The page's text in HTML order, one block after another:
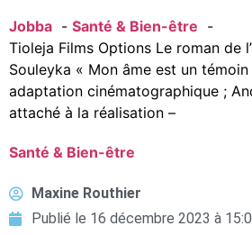
Jobba
Santé & Bien-être
Tioleja Films Options Le roman de
Souleyka « Mon âme est un
adaptation cinématographique ;
attaché à la réalisation –
Santé & Bien-être
Maxine Routhier
Publié le 16 décembre 2023 à